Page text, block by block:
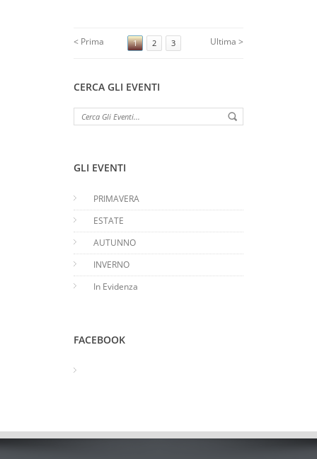
< Prima 1 2 3 Ultima >
CERCA GLI EVENTI
GLI EVENTI
PRIMAVERA
ESTATE
AUTUNNO
INVERNO
In Evidenza
FACEBOOK